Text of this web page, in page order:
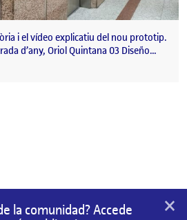
i el vídeo explicatiu del nou prototip.
d’any, Oriol Quintana 03 Diseño…
la comunidad? Accede
×